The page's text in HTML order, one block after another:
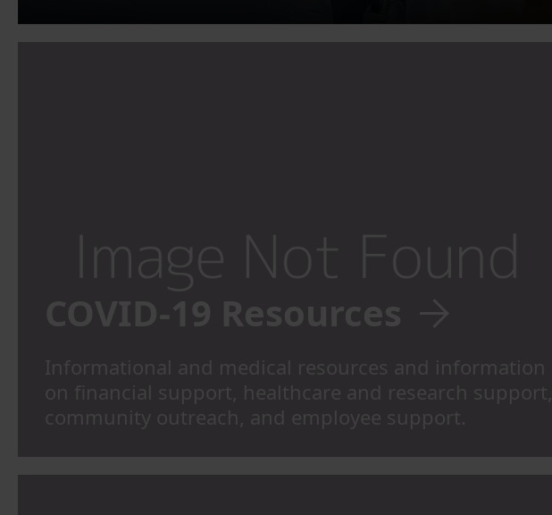
COVID-19 Resources
Informational and medical resources and information
on financial support, healthcare and research support,
community outreach, and employee support.